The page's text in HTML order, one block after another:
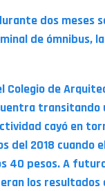
dos meses
de ómnibus,
Colegio de
transitando
cayó en
del 2018 cuando
40 pesos. A
los resultados